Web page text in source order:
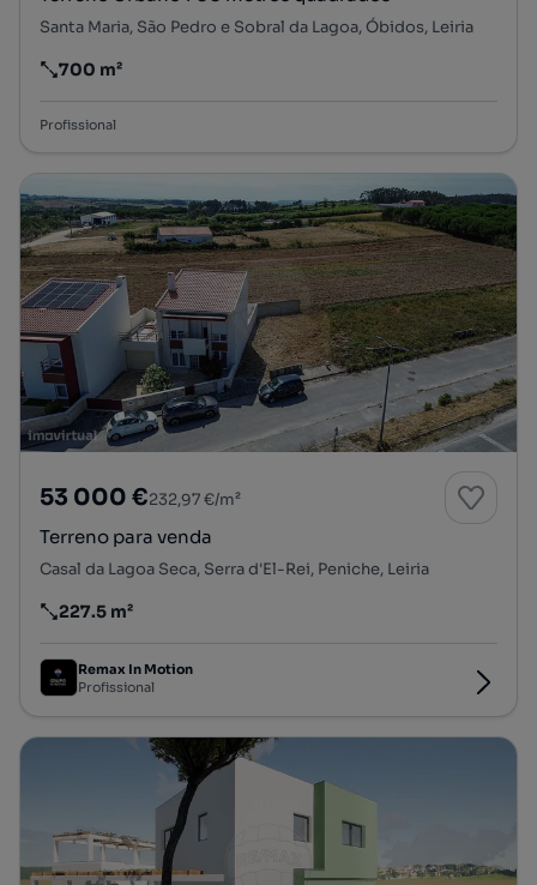
Santa Maria, São Pedro e Sobral da Lagoa, Óbidos, Leiria
Preço por metro quadrado
700 m²
Profissional
53 000 €232,97 €/m²
Terreno para venda
Casal da Lagoa Seca, Serra d'El-Rei, Peniche, Leiria
Preço por metro quadrado
227.5 m²
Remax In Motion
Profissional